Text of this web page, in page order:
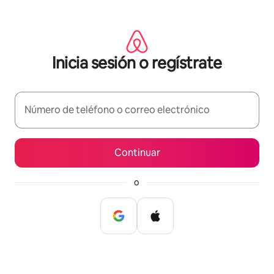
Inicia sesión o regístrate
Número de teléfono o correo electrónico
Continuar
o